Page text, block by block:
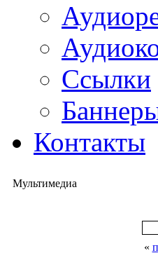
Ссылки
Контакты
Мультимедиа
«